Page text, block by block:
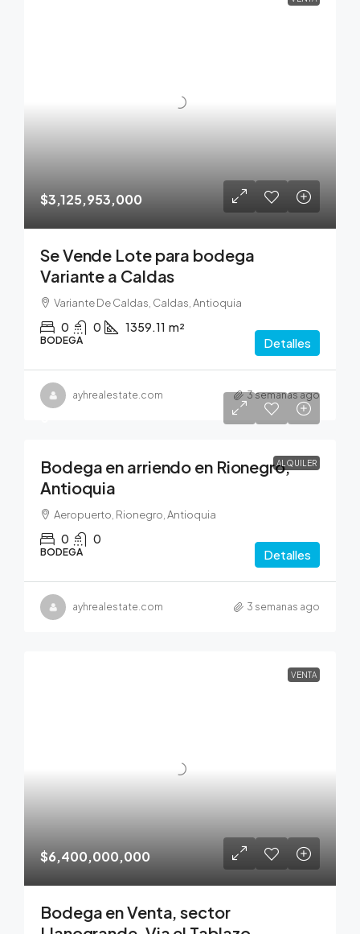
$3,125,953,000
Se Vende Lote para bodega
Variante a Caldas
Variante De Caldas, Caldas, Antioquia
0 0 1359.11 m²
BODEGA Detalles
ayhrealestate.com 3 semanas ago
ALQUILER
Bodega en arriendo en Rionegro,
Antioquia
Aeropuerto, Rionegro, Antioquia
0 0
BODEGA Detalles
ayhrealestate.com 3 semanas ago
VENTA
$6,400,000,000
Bodega en Venta, sector